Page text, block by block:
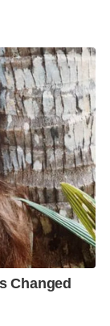
อายใครครับ
thai จะได้
ที่หาแบบนี้ไม่
S
h
a
r